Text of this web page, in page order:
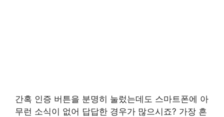
간혹 인증 버튼을 분명히 눌렀는데도 스마트폰에 아
무런 소식이 없어 답답한 경우가 많으시죠? 가장 흔